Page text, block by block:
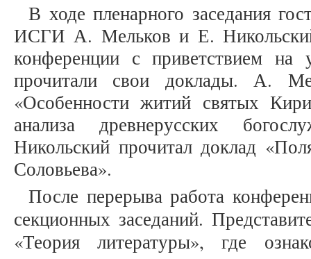
В ходе пленарного заседания
ИСГИ А. Мельков и Е.
конференции с приветствием на
прочитали свои доклады. А.
«Особенности житий святых
анализа древнерусских
Никольский прочитал доклад
Соловьева».
После перерыва работа
секционных заседаний.
«Теория литературы», где